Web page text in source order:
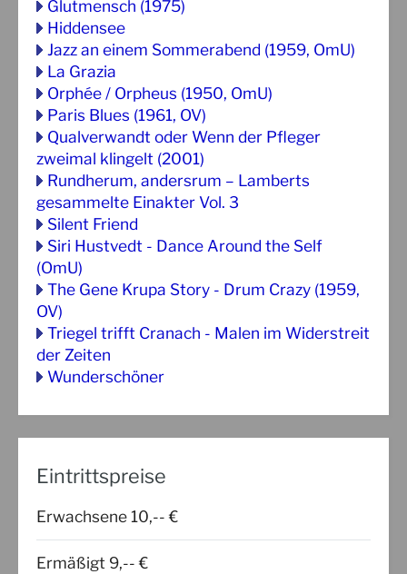
Glutmensch (1975)
Hiddensee
Jazz an einem Sommerabend (1959, OmU)
La Grazia
Orphée / Orpheus (1950, OmU)
Paris Blues (1961, OV)
Qualverwandt oder Wenn der Pfleger
zweimal klingelt (2001)
Rundherum, andersrum – Lamberts
gesammelte Einakter Vol. 3
Silent Friend
Siri Hustvedt - Dance Around the Self
(OmU)
The Gene Krupa Story - Drum Crazy (1959,
OV)
Triegel trifft Cranach - Malen im Widerstreit
der Zeiten
Wunderschöner
Eintrittspreise
Erwachsene 10,-- €
Ermäßigt 9,-- €